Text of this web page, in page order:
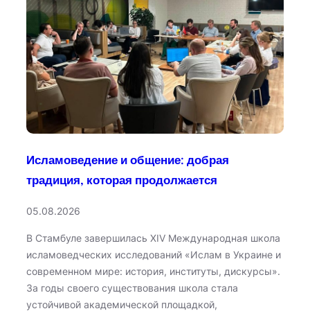
Исламоведение и общение: добрая
традиция, которая продолжается
05.08.2026
В Стамбуле завершилась XIV Международная школа
исламоведческих исследований «Ислам в Украине и
современном мире: история, институты, дискурсы».
За годы своего существования школа стала
устойчивой академической площадкой,